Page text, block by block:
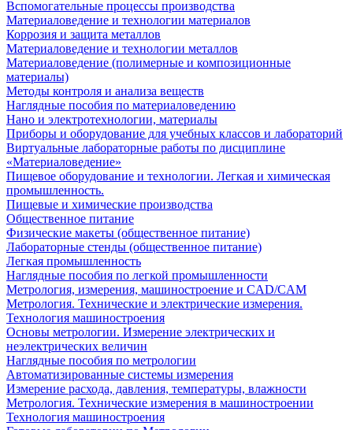
Вспомогательные процессы производства
Материаловедение и технологии материалов
Коррозия и защита металлов
Материаловедение и технологии металлов
Материаловедение (полимерные и композиционные
материалы)
Методы контроля и анализа веществ
Наглядные пособия по материаловедению
Нано и электротехнологии, материалы
Приборы и оборудование для учебных классов и лабораторий
Виртуальные лабораторные работы по дисциплине
«Материаловедение»
Пищевое оборудование и технологии. Легкая и химическая
промышленность.
Пищевые и химические производства
Общественное питание
Физические макеты (общественное питание)
Лабораторные стенды (общественное питание)
Легкая промышленность
Наглядные пособия по легкой промышленности
Метрология, измерения, машиностроение и CAD/CAM
Метрология. Технические и электрические измерения.
Технология машиностроения
Основы метрологии. Измерение электрических и
неэлектрических величин
Наглядные пособия по метрологии
Автоматизированные системы измерения
Измерение расхода, давления, температуры, влажности
Метрология. Технические измерения в машиностроении
Технология машиностроения